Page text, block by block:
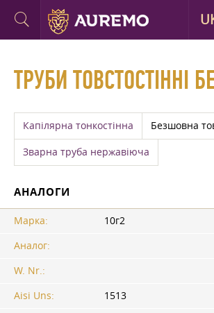
ТРУБИ ТОВСТОСТІННІ
Капілярна тонкостінна Безшовна
Зварна труба нержавіюча
АНАЛОГИ
Марка:
10г2
Аналог:
W. Nr.:
Aisi Uns:
1513